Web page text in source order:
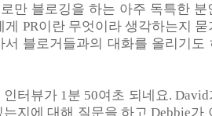
만 블로깅을 하는 아주 독특한
게 PR이란 무엇이라 생각하는지
서 블로거들과의 대화를 올리기도
터뷰가 1분 50여초 되네요. David
지에 대해 질문을 하고 Debbie가